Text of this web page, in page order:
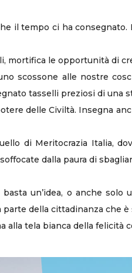
il tempo ci ha
mortifica le opportunità di
scossone alle nostre
tasselli preziosi di una
delle Civiltà. Insegna
di Meritocrazia Italia,
dalla paura di
un’idea, o anche
parte della cittadinanza che
alla tela bianca della felicità